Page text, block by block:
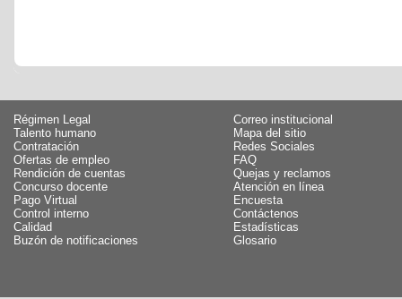
Régimen Legal
Talento humano
Contratación
Ofertas de empleo
Rendición de cuentas
Concurso docente
Pago Virtual
Control interno
Calidad
Buzón de notificaciones
Correo institucional
Mapa del sitio
Redes Sociales
FAQ
Quejas y reclamos
Atención en línea
Encuesta
Contáctenos
Estadísticas
Glosario